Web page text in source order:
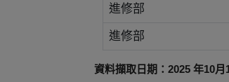
進修部
進修部
資料擷取日期：2025 年10月